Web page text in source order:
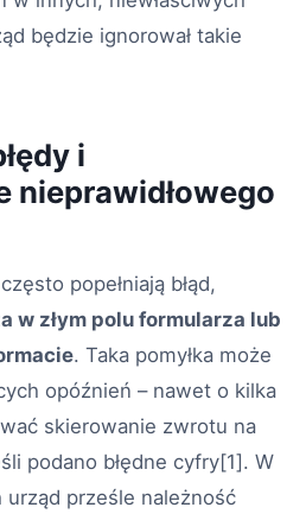
będzie ignorował takie
i
nieprawidłowego
popełniają błąd,
w złym polu formularza lub
. Taka pomyłka może
opóźnień – nawet o kilka
skierowanie zwrotu na
podano błędne cyfry[1]. W
prześle należność